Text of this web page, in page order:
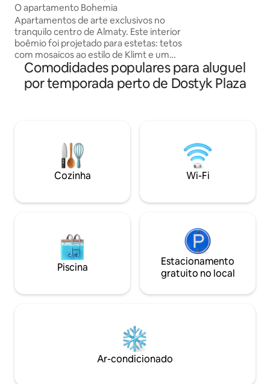
O apartamento Bohemia
Apartamentos de arte exclusivos no
tranquilo centro de Almaty. Este interior
boêmio foi projetado para estetas: tetos
com mosaicos ao estilo de Klimt e um
afresco clássico, parquet francês e uma
banheira vintage com pés de garra criam
uma atmosfera artística. Há uma
perfeito para uma escapada romântica a
uma curta caminhada do teatro GATOB,
de becos históricos e dos melhores
cafés de designers da cidade.
montanhas e um
Comodidades populares para aluguel
por temporada perto de Dostyk Plaza
Cozinha Wi-Fi
Piscina
Estacionamento
gratuito no local
Ar-condicionado